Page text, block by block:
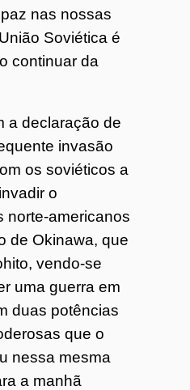
nas nossas
Soviética é
continuar da
a declaração de
invasão
os soviéticos a
o
norte-americanos
de Okinawa, que
vendo-se
uma guerra em
duas potências
que o
nessa mesma
a manhã